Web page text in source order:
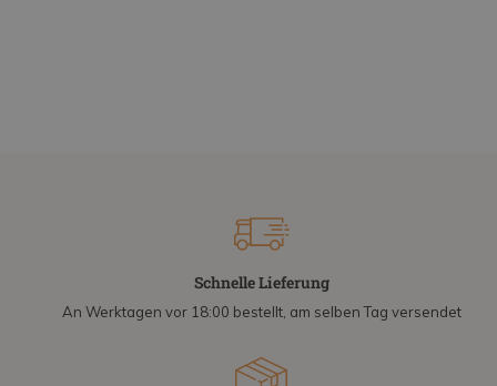
Schnelle Lieferung
An Werktagen vor 18:00 bestellt, am selben Tag versendet